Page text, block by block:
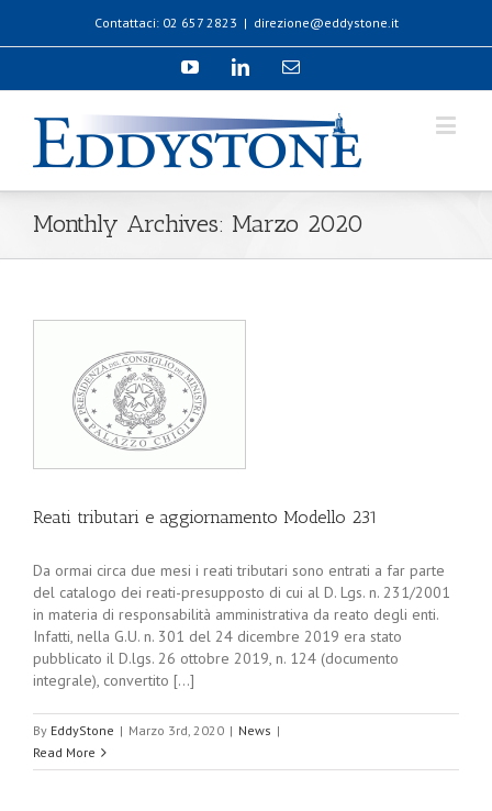
Contattaci: 02 657 2823 | direzione@eddystone.it
Monthly Archives: Marzo 2020
Reati tributari e aggiornamento Modello 231
Da ormai circa due mesi i reati tributari sono entrati a far parte
del catalogo dei reati-presupposto di cui al D. Lgs. n. 231/2001
in materia di responsabilità amministrativa da reato degli enti.
Infatti, nella G.U. n. 301 del 24 dicembre 2019 era stato
pubblicato il D.lgs. 26 ottobre 2019, n. 124 (documento
integrale), convertito [...]
By EddyStone | Marzo 3rd, 2020 | News |
Read More